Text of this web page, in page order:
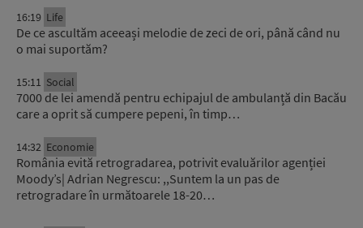
16:19 Life
De ce ascultăm aceeași melodie de zeci de ori, până când nu
o mai suportăm?
15:11 Social
7000 de lei amendă pentru echipajul de ambulanță din Bacău
care a oprit să cumpere pepeni, în timp…
14:32 Economie
România evită retrogradarea, potrivit evaluărilor agenției
Moody’s| Adrian Negrescu: ,,Suntem la un pas de
retrogradare în următoarele 18-20…